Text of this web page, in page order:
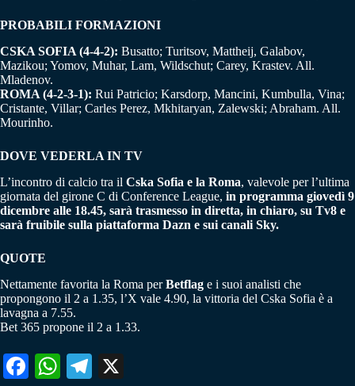
PROBABILI FORMAZIONI
CSKA SOFIA (4-4-2): Busatto; Turitsov, Mattheij, Galabov,
Mazikou; Yomov, Muhar, Lam, Wildschut; Carey, Krastev. All.
Mladenov.
ROMA (4-2-3-1): Rui Patricio; Karsdorp, Mancini, Kumbulla, Vina;
Cristante, Villar; Carles Perez, Mkhitaryan, Zalewski; Abraham. All.
Mourinho.
DOVE VEDERLA IN TV
L’incontro di calcio tra il Cska Sofia e la Roma, valevole per l’ultima
giornata del girone C di Conference League, in programma giovedì 9
dicembre alle 18.45, sarà trasmesso in diretta, in chiaro, su Tv8 e
sarà fruibile sulla piattaforma Dazn e sui canali Sky.
QUOTE
Nettamente favorita la Roma perBetflag e i suoi analisti che
propongono il 2 a 1.35, l’X vale 4.90, la vittoria del Cska Sofia è a
lavagna a 7.55.
Bet 365 propone il 2 a 1.33.
Fa W
Te